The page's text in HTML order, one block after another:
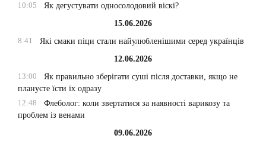
10:05
Як дегустувати односолодовий віскі?
15.06.2026
8:41
Які смаки піци стали найулюбленішими серед українців
12.06.2026
13:00
Як правильно зберігати суші після доставки, якщо не
плануєте їсти їх одразу
12:48
Флеболог: коли звертатися за наявності варикозу та
проблем із венами
09.06.2026